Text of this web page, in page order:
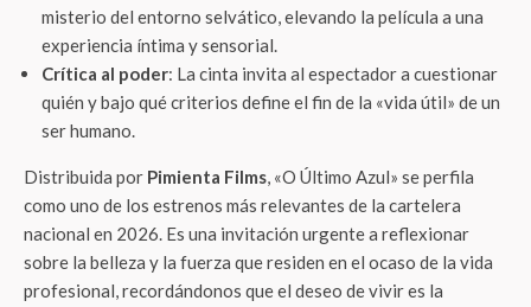
misterio del entorno selvático, elevando la película a una
experiencia íntima y sensorial.
Crítica al poder: La cinta invita al espectador a cuestionar
quién y bajo qué criterios define el fin de la «vida útil» de un
ser humano.
Distribuida por Pimienta Films, «O Último Azul» se perfila
como uno de los estrenos más relevantes de la cartelera
nacional en 2026. Es una invitación urgente a reflexionar
sobre la belleza y la fuerza que residen en el ocaso de la vida
profesional, recordándonos que el deseo de vivir es la